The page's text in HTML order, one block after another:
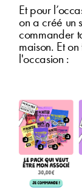
Et pour
on a créé un
commander
maison. Et
l'occasion :